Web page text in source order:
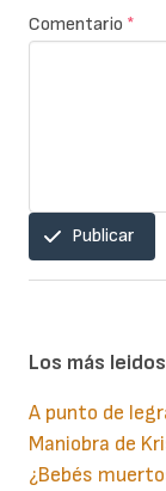
Comentario *
Publicar
Los más leidos
A punto de
Maniobra de
¿Bebés